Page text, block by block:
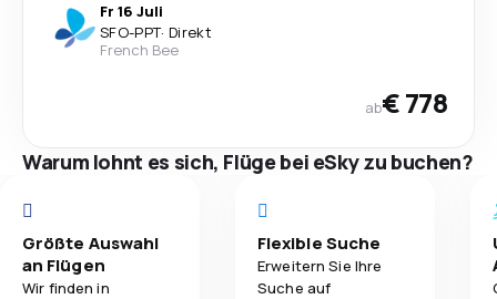
Fr 16 Juli
SFO-PPT· Direkt
French Bee
ab€ 778
Warum lohnt es sich, Flüge bei eSky zu buchen?
Größte Auswahl
an Flügen
Wir finden in
Flexible Suche
Erweitern Sie Ihre
Suche auf